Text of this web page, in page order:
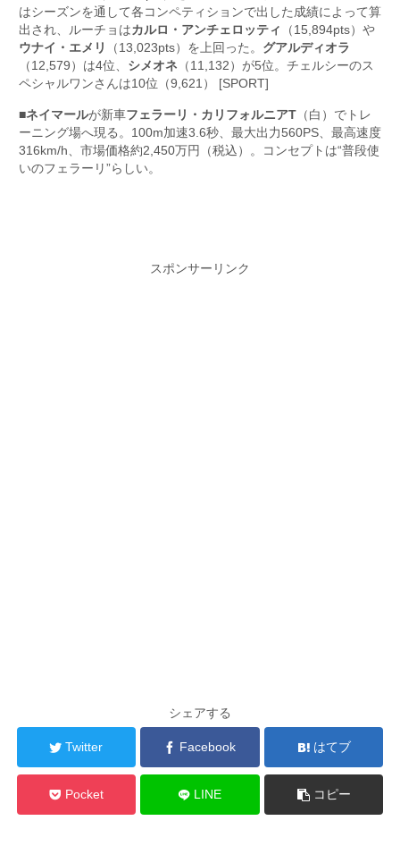
はシーズンを通して各コンペティションで出した成績によって算
出され、ルーチョはカルロ・アンチェロッティ
（15,894pts）や
ウナイ・エメリ
（13,023pts）を上回った。 グアルディオラ
（12,579）は4位、 シメオネ （11,132）が5位。チェルシーのス
ペシャルワンさんは10位（9,621） [SPORT]
■ネイマールが新車フェラーリ・カリフォルニアT （白）でトレ
ーニング場へ現る。100m加速3.6秒、最大出力560PS、最高速度
316km/h、市場価格約2,450万円（税込）。コンセプトは“普段使
いのフェラーリ”らしい。
スポンサーリンク
シェアする
Twitter Facebook はてブ
Pocket LINE コピー